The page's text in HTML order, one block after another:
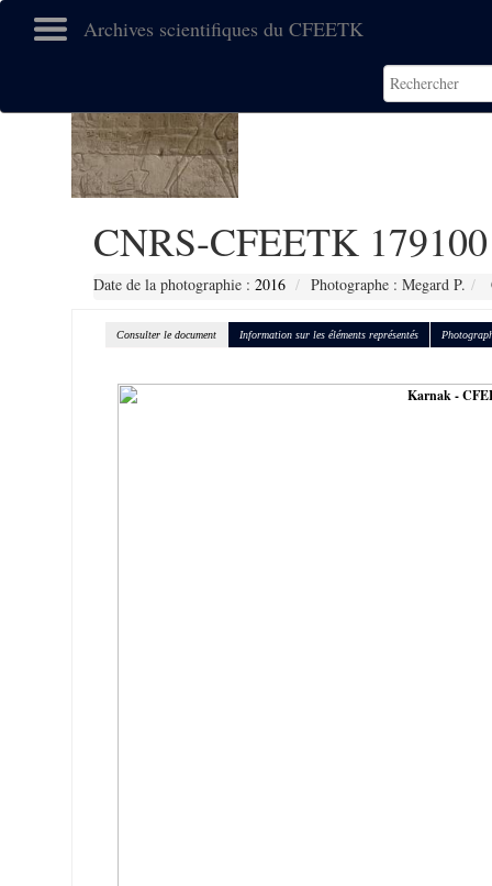
Archives scientifiques du CFEETK
CNRS-CFEETK 179100
Date de la photographie : 2016 Photographe : Megard P.
Consulter le document Information sur les éléments représentés